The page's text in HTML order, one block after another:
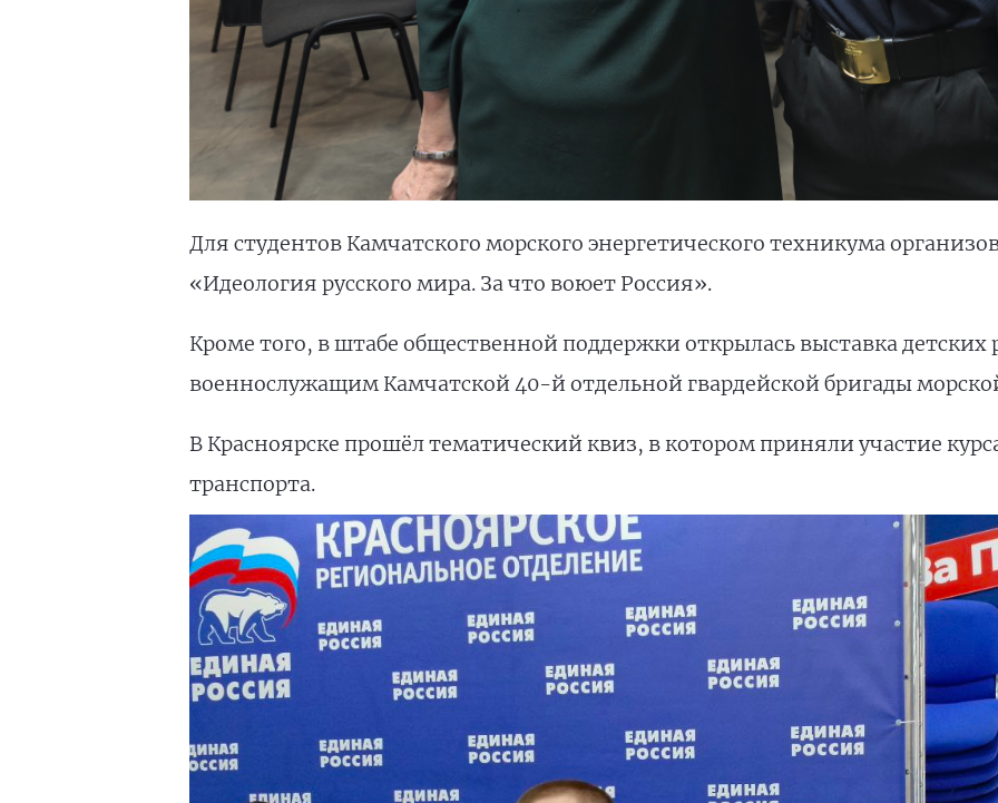
Для студентов Камчатского морского энергетического техникума
«Идеология русского мира. За что воюет Россия».
Кроме того, в штабе общественной поддержки открылась выставка
военнослужащим Камчатской 40-й отдельной гвардейской бригады
В Красноярске прошёл тематический квиз, в котором приняли участие
транспорта.